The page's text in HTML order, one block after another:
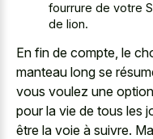
fourrure de votre
de lion.
En fin de compte, le
manteau long se
vous voulez une
pour la vie de tous les
être la voie à suivre.